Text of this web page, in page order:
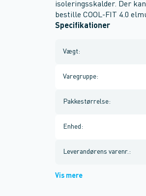
isoleringsskalder. Der
bestille COOL-FIT 4.0
Specifikationer
Vægt:
Varegruppe:
Pakkestørrelse:
Enhed :
Leverandørens varenr. :
Vis mere